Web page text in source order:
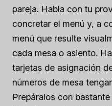
pareja. Habla con tu
concretar el menú y, a
menú que resulte
cada mesa o asiento.
tarjetas de asignación
números de mesa
Prepáralos con